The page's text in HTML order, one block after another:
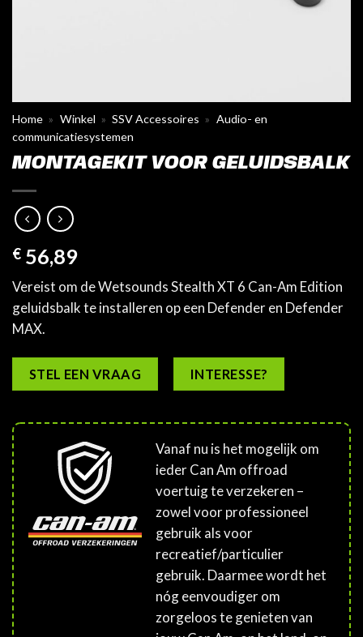
Home » Winkel » SSV Accessoires » Audio- en
communicatiesystemen
MONTAGEKIT VOOR GELUIDSBALK
€ 56,89
Vereist om de Wetsounds Stealth XT 6 Can-Am Edition
geluidsbalk te installeren op een Defender en Defender
MAX.
STEL EEN VRAAG INTERESSE?
Vanaf nu is het mogelijk om
ieder Can Am offroad
voertuig te verzekeren –
zowel voor professioneel
gebruik als voor
recreatief/particulier
gebruik. Daarmee wordt het
nóg eenvoudiger om
zorgeloos te genieten van